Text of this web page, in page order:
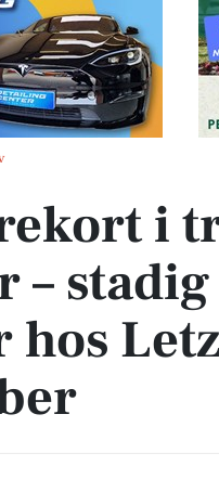
hænder – stadig ledige pladser
i
–
hos